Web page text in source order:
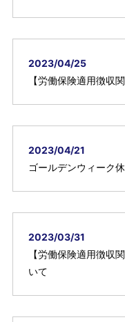
2023/04/25
【労働保険適用徴収
2023/04/21
ゴールデンウィーク
2023/03/31
【労働保険適用徴収
いて